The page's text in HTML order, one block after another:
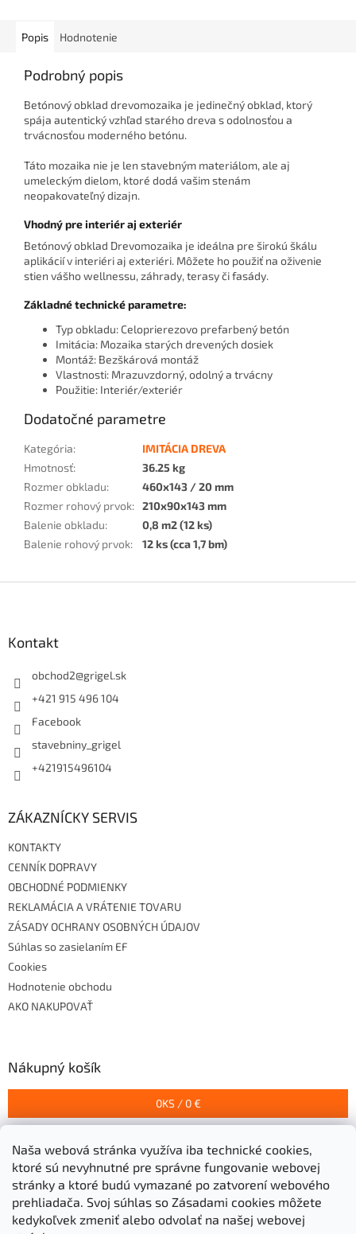
Naša webová stránka využíva iba technické cookies,
ktoré sú nevyhnutné pre správne fungovanie webovej
stránky a ktoré budú vymazané po zatvorení webového
prehliadača. Svoj súhlas so Zásadami cookies môžete
kedykoľvek zmeniť alebo odvolať na našej webovej
Popis Hodnotenie
Podrobný popis
Betónový obklad drevomozaika je jedinečný obklad, ktorý
spája autentický vzhľad starého dreva s odolnosťou a
trvácnosťou moderného betónu.
Táto mozaika nie je len stavebným materiálom, ale aj
umeleckým dielom, ktoré dodá vašim stenám
neopakovateľný dizajn.
Vhodný pre interiér aj exteriér
Betónový obklad Drevomozaika je ideálna pre širokú škálu
aplikácií v interiéri aj exteriéri. Môžete ho použiť na oživenie
stien vášho wellnessu, záhrady, terasy či fasády.
Základné technické parametre:
Typ obkladu: Celoprierezovo prefarbený betón
Imitácia: Mozaika starých drevených dosiek
Montáž: Bezškárová montáž
Vlastnosti: Mrazuvzdorný, odolný a trvácny
Použitie: Interiér/exteriér
Dodatočné parametre
Kategória:
IMITÁCIA DREVA
Hmotnosť:
36.25 kg
Rozmer obkladu:
460x143 / 20 mm
Rozmer rohový prvok: 210x90x143 mm
Balenie obkladu:
0,8 m2 (12 ks)
Balenie rohový prvok: 12 ks (cca 1,7 bm)
Kontakt
obchod2@grigel.sk
+421 915 496 104
Facebook
stavebniny_grigel
+421915496104
ZÁKAZNÍCKY SERVIS
KONTAKTY
CENNÍK DOPRAVY
OBCHODNÉ PODMIENKY
REKLAMÁCIA A VRÁTENIE TOVARU
ZÁSADY OCHRANY OSOBNÝCH ÚDAJOV
Súhlas so zasielaním EF
Cookies
Hodnotenie obchodu
AKO NAKUPOVAŤ
Nákupný košík
0KS / 0 €
Prijímame online platby